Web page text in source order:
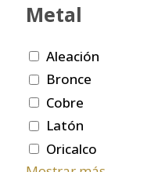
Metal
Aleación
Bronce
Cobre
Latón
Oricalco